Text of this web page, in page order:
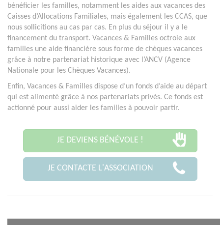
bénéficier les familles, notamment les aides aux vacances des
Caisses d’Allocations Familiales, mais également les CCAS, que
nous sollicitions au cas par cas. En plus du séjour il y a le
financement du transport. Vacances & Familles octroie aux
familles une aide financière sous forme de chèques vacances
grâce à notre partenariat historique avec l’ANCV (Agence
Nationale pour les Chèques Vacances).
Enfin, Vacances & Familles dispose d’un fonds d’aide au départ
qui est alimenté grâce à nos partenariats privés. Ce fonds est
actionné pour aussi aider les familles à pouvoir partir.
JE DEVIENS BÉNÉVOLE !
JE CONTACTE L'ASSOCIATION